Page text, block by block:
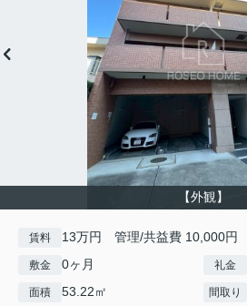
【外観】
賃料 13万円 管理/共益費 10,000円
敷金 0ヶ月 礼金
面積 53.22㎡ 間取り